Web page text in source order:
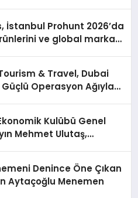
İstanbul Prohunt 2026’da
ve global marka
& Travel, Dubai
Operasyon Ağıyla
Kulübü Genel
Mehmet Ulutaş,
Denince Öne Çıkan
Aytaçoğlu Menemen